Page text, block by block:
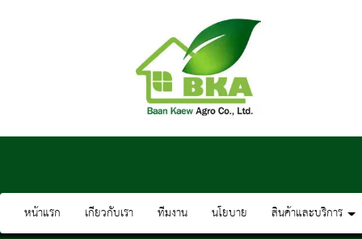
หน้าแรก เกียวกับเรา ทีมงาน นโยบาย สินค้าและบริการ